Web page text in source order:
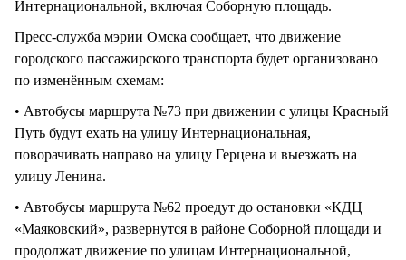
Интернациональной, включая Соборную площадь.
Пресс-служба мэрии Омска сообщает, что движение
городского пассажирского транспорта будет организовано
по изменённым схемам:
• Автобусы маршрута №73 при движении с улицы Красный
Путь будут ехать на улицу Интернациональная,
поворачивать направо на улицу Герцена и выезжать на
улицу Ленина.
• Автобусы маршрута №62 проедут до остановки «КДЦ
«Маяковский», развернутся в районе Соборной площади и
продолжат движение по улицам Интернациональной,